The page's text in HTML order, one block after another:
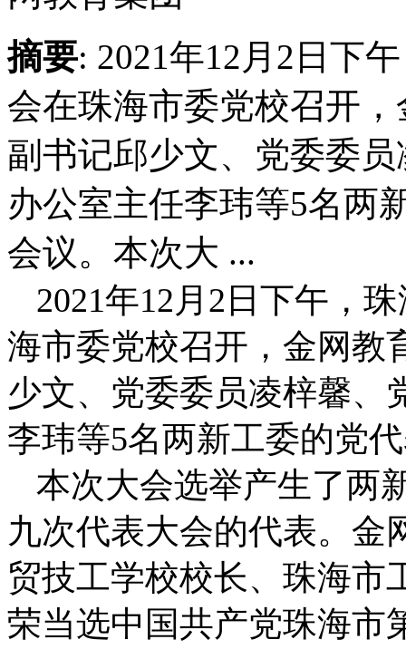
摘要: 2021年12月2日下
会在珠海市委党校召开
副书记邱少文、党委委
办公室主任李玮等5名两
会议。本次大 ...
2021年12月2日下午，
海市委党校召开，金网教
少文、党委委员凌梓馨、
李玮等5名两新工委的党
本次大会选举产生了两
九次代表大会的代表。金
贸技工学校校长、珠海市
荣当选中国共产党珠海市